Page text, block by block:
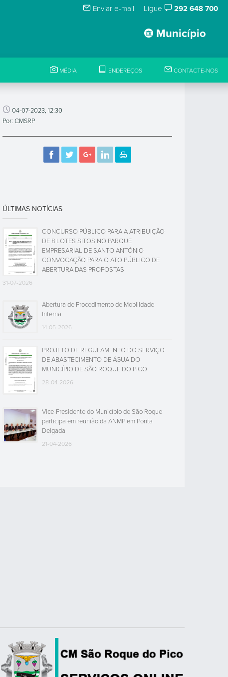
Enviar e-mail Ligue 292 648 700
Município
MÉDIA ENDEREÇOS CONTACTE-NOS
04-07-2023, 12:30
Por: CMSRP
ÚLTIMAS NOTÍCIAS
CONCURSO PÚBLICO PARA A ATRIBUIÇÃO
DE 8 LOTES SITOS NO PARQUE
EMPRESARIAL DE SANTO ANTÓNIO
CONVOCAÇÃO PARA O ATO PÚBLICO DE
ABERTURA DAS PROPOSTAS
31-07-2026
Abertura de Procedimento de Mobilidade
Interna
14-05-2026
PROJETO DE REGULAMENTO DO SERVIÇO
DE ABASTECIMENTO DE ÁGUA DO
MUNICÍPIO DE SÃO ROQUE DO PICO
28-04-2026
Vice-Presidente do Município de São Roque
participa em reunião da ANMP em Ponta
Delgada
21-04-2026